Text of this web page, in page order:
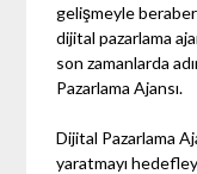
gelişmeyle
dijital pazarlama
son zamanlarda
Pazarlama Ajansı.
Dijital Pazarlama
yaratmayı